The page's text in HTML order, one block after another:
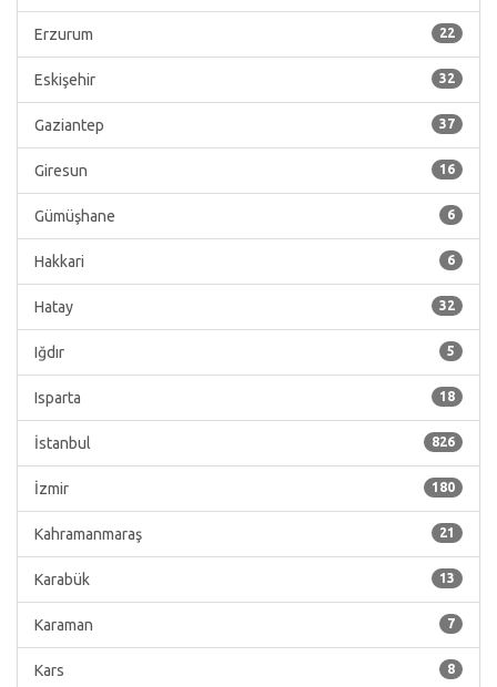
22
Erzurum
32
Eskişehir
37
Gaziantep
16
Giresun
6
Gümüşhane
6
Hakkari
32
Hatay
5
Iğdır
18
Isparta
826
İstanbul
180
İzmir
21
Kahramanmaraş
13
Karabük
7
Karaman
8
Kars